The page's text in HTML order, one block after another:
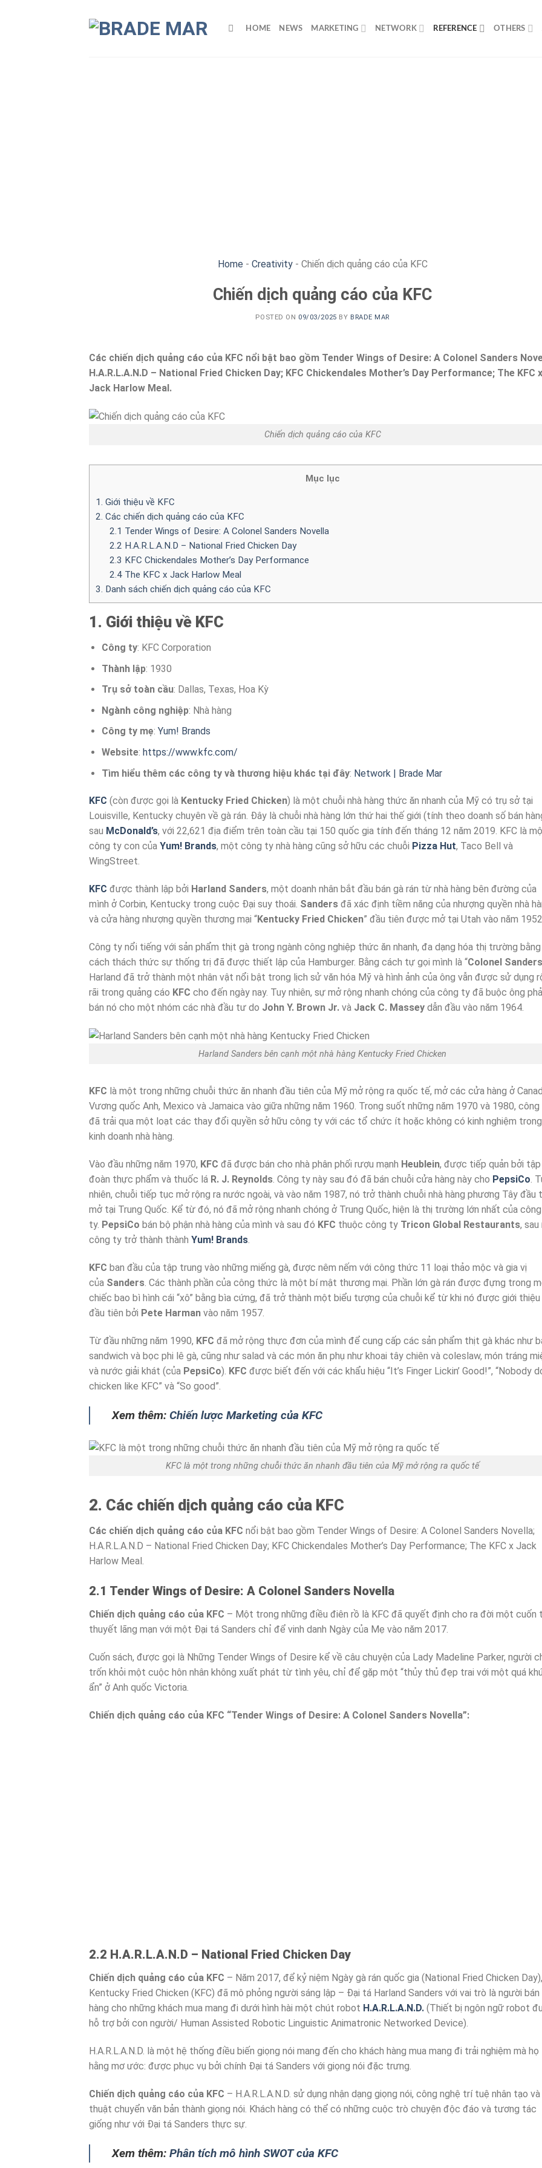
HOME NEWS MARKETING NETWORK REFERENCE OTHERS
Home - Creativity- Chiến dịch quảng cáo của KFC
Chiến dịch quảng cáo của KFC
POSTED ON 09/03/2025 BY BRADE MAR
Các chiến dịch quảng cáo của KFC nổi bật bao gồm Tender Wings of Desire: A Colonel Sanders
H.A.R.L.A.N.D – National Fried Chicken Day; KFC Chickendales Mother’s Day Performance; The KFC x
Jack Harlow Meal.
Chiến dịch quảng cáo của KFC
Mục lục
1. Giới thiệu về KFC
2. Các chiến dịch quảng cáo của KFC
2.1 Tender Wings of Desire: A Colonel Sanders Novella
2.2 H.A.R.L.A.N.D – National Fried Chicken Day
2.3 KFC Chickendales Mother’s Day Performance
2.4 The KFC x Jack Harlow Meal
3. Danh sách chiến dịch quảng cáo của KFC
1. Giới thiệu về KFC
Công ty: KFC Corporation
Thành lập: 1930
Trụ sở toàn cầu: Dallas, Texas, Hoa Kỳ
Ngành công nghiệp: Nhà hàng
Công ty mẹ: Yum! Brands
Website: https://www.kfc.com/
Tìm hiểu thêm các công ty và thương hiệu khác tại đây: Network | Brade Mar
KFC (còn được gọi là Kentucky Fried Chicken) là một chuỗi nhà hàng thức ăn nhanh của Mỹ có trụ sở tại
Louisville, Kentucky chuyên về gà rán. Đây là chuỗi nhà hàng lớn thứ hai thế giới (tính theo doanh số bán
sau McDonald’s, với 22,621 địa điểm trên toàn cầu tại 150 quốc gia tính đến tháng 12 năm 2019. KFC là
công ty con của Yum! Brands, một công ty nhà hàng cũng sở hữu các chuỗi Pizza Hut, Taco Bell và
WingStreet.
KFC được thành lập bởi Harland Sanders, một doanh nhân bắt đầu bán gà rán từ nhà hàng bên đường của
mình ở Corbin, Kentucky trong cuộc Đại suy thoái. Sanders đã xác định tiềm năng của nhượng quyền nhà
và cửa hàng nhượng quyền thương mại “Kentucky Fried Chicken” đầu tiên được mở tại Utah vào năm
Công ty nổi tiếng với sản phẩm thịt gà trong ngành công nghiệp thức ăn nhanh, đa dạng hóa thị trường bằng
cách thách thức sự thống trị đã được thiết lập của Hamburger. Bằng cách tự gọi mình là “Colonel Sanders
Harland đã trở thành một nhân vật nổi bật trong lịch sử văn hóa Mỹ và hình ảnh của ông vẫn được sử dụng
rãi trong quảng cáo KFC cho đến ngày nay. Tuy nhiên, sự mở rộng nhanh chóng của công ty đã buộc ông
bán nó cho một nhóm các nhà đầu tư do John Y. Brown Jr. và Jack C. Massey dẫn đầu vào năm 1964.
Harland Sanders bên cạnh một nhà hàng Kentucky Fried Chicken
KFC là một trong những chuỗi thức ăn nhanh đầu tiên của Mỹ mở rộng ra quốc tế, mở các cửa hàng ở
Vương quốc Anh, Mexico và Jamaica vào giữa những năm 1960. Trong suốt những năm 1970 và 1980,
đã trải qua một loạt các thay đổi quyền sở hữu công ty với các tổ chức ít hoặc không có kinh nghiệm trong
kinh doanh nhà hàng.
Vào đầu những năm 1970, KFC đã được bán cho nhà phân phối rượu mạnh Heublein, được tiếp quản bởi tập
đoàn thực phẩm và thuốc lá R. J. Reynolds. Công ty này sau đó đã bán chuỗi cửa hàng này cho PepsiCo.
nhiên, chuỗi tiếp tục mở rộng ra nước ngoài, và vào năm 1987, nó trở thành chuỗi nhà hàng phương Tây đầu
mở tại Trung Quốc. Kể từ đó, nó đã mở rộng nhanh chóng ở Trung Quốc, hiện là thị trường lớn nhất của công
ty. PepsiCo bán bộ phận nhà hàng của mình và sau đó KFC thuộc công ty Tricon Global Restaurants, sau
công ty trở thành thành Yum! Brands.
KFC ban đầu của tập trung vào những miếng gà, được nêm nếm với công thức 11 loại thảo mộc và gia vị
của Sanders. Các thành phần của công thức là một bí mật thương mại. Phần lớn gà rán được đựng trong
chiếc bao bì hình cái “xô” bằng bìa cứng, đã trở thành một biểu tượng của chuỗi kể từ khi nó được giới thiệu
đầu tiên bởi Pete Harman vào năm 1957.
Từ đầu những năm 1990, KFC đã mở rộng thực đơn của mình để cung cấp các sản phẩm thịt gà khác như
sandwich và bọc phi lê gà, cũng như salad và các món ăn phụ như khoai tây chiên và coleslaw, món tráng
và nước giải khát (của PepsiCo). KFC được biết đến với các khẩu hiệu “It’s Finger Lickin’ Good!”, “Nobody
chicken like KFC” và “So good”.
Xem thêm: Chiến lược Marketing của KFC
KFC là một trong những chuỗi thức ăn nhanh đầu tiên của Mỹ mở rộng ra quốc tế
2. Các chiến dịch quảng cáo của KFC
Các chiến dịch quảng cáo của KFC nổi bật bao gồm Tender Wings of Desire: A Colonel Sanders Novella;
H.A.R.L.A.N.D – National Fried Chicken Day; KFC Chickendales Mother’s Day Performance; The KFC x Jack
Harlow Meal.
2.1 Tender Wings of Desire: A Colonel Sanders Novella
Chiến dịch quảng cáo của KFC – Một trong những điều điên rồ là KFC đã quyết định cho ra đời một cuốn
thuyết lãng mạn với một Đại tá Sanders chỉ để vinh danh Ngày của Mẹ vào năm 2017.
Cuốn sách, được gọi là Những Tender Wings of Desire kể về câu chuyện của Lady Madeline Parker, người
trốn khỏi một cuộc hôn nhân không xuất phát từ tình yêu, chỉ để gặp một “thủy thủ đẹp trai với một quá
ẩn” ở Anh quốc Victoria.
Chiến dịch quảng cáo của KFC “Tender Wings of Desire: A Colonel Sanders Novella”:
2.2 H.A.R.L.A.N.D – National Fried Chicken Day
Chiến dịch quảng cáo của KFC – Năm 2017, để kỷ niệm Ngày gà rán quốc gia (National Fried Chicken Day),
Kentucky Fried Chicken (KFC) đã mô phỏng người sáng lập – Đại tá Harland Sanders với vai trò là người bán
hàng cho những khách mua mang đi dưới hình hài một chút robot H.A.R.L.A.N.D. (Thiết bị ngôn ngữ robot
hỗ trợ bởi con người/ Human Assisted Robotic Linguistic Animatronic Networked Device).
H.A.R.L.A.N.D. là một hệ thống điều biến giọng nói mang đến cho khách hàng mua mang đi trải nghiệm mà họ
hằng mơ ước: được phục vụ bởi chính Đại tá Sanders với giọng nói đặc trưng.
Chiến dịch quảng cáo của KFC – H.A.R.L.A.N.D. sử dụng nhận dạng giọng nói, công nghệ trí tuệ nhân tạo
thuật chuyển văn bản thành giọng nói. Khách hàng có thể có những cuộc trò chuyện độc đáo và tương tác
giống như với Đại tá Sanders thực sự.
Xem thêm: Phân tích mô hình SWOT của KFC